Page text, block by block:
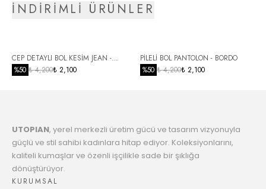
6
22056.23
TL
8
Taksit
23145.29
TL
İNDİRİMLİ ÜRÜNLER
CEP DETAYLI BOL KESİM JEAN -
SİYAH
%50 ₺ 4,200₺ 2,100
PİLELİ BOL PANTOLON - BORDO
%50 ₺ 4,200₺ 2,100
UTOPIAN, yerel merkezli üretim gücü ve tasarım vizyonuyla
güçlü ve stil sahibi kadınlara hitap ediyor. Koleksiyonlarını,
kaliteli kumaşlar ve özenli işçilikle sade bir şıklığa
dönüştürüyor.
KURUMSAL